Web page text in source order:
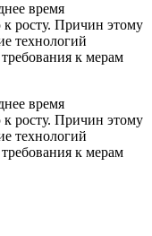
время
росту. Причин этому
технологий
к мерам
время
росту. Причин этому
технологий
к мерам